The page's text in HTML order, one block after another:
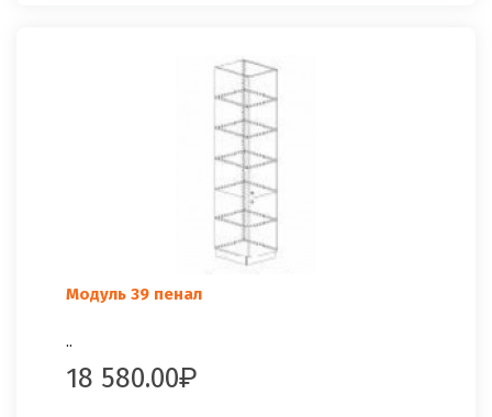
Модуль 39 пенал
..
18 580.00